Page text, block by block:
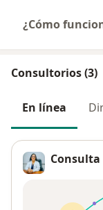
¿Cómo
Consultorios (3)
En línea